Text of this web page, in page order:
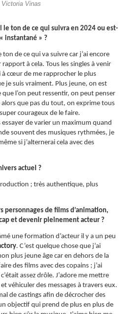
Victoria Vinas
le ton de ce qui suivra en 2024 ou est-
instantané » ?
de ce qui va suivre car j’ai encore
à cela. Tous les singles à venir
à cœur de me rapprocher le plus
je suis vraiment. Plus jeune, on est
l’on peut ressentir, on peut penser
alors que pas du tout, on exprime tous
courageux de le faire.
de varier un maximum quand
souvent des musiques rythmées, je
si j’alternerai cela avec des
actuel ?
; très authentique, plus
personnages de films d’animation,
et devenir pleinement acteur ?
une formation d’acteur il y a un peu
. C’est quelque chose que j’ai
plus jeune âge car en dehors de la
des films avec des copains ; j’ai
assez drôle. J’adore me mettre
véhiculer des messages à travers eux.
de castings afin de décrocher des
objectif qui prend de plus en plus de